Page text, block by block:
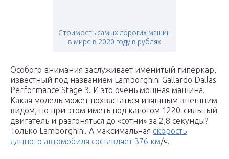
Стоимость самых дорогих машин
в мире в 2020 году в рублях
Особого внимания заслуживает именитый гиперкар,
известный под названием Lamborghini Gallardo Dallas
Performance Stage 3. И это очень мощная машина.
Какая модель может похвастаться изящным внешним
видом, но при этом иметь под капотом 1220-сильный
двигатель и разгоняться до «сотни» за 2,8 секунды?
Только Lamborghini. A максимальная скорость
данного автомобиля составляет 376 км/ч.